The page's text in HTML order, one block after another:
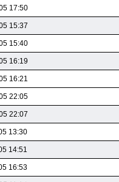
17:50
15:37
15:40
16:19
16:21
22:05
22:07
13:30
14:51
16:53